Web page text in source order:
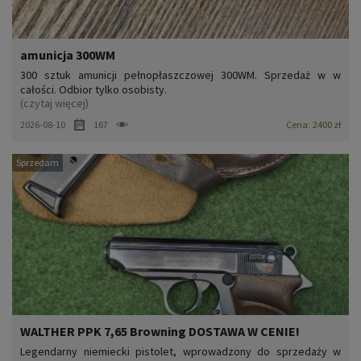
amunicja 300WM
300 sztuk amunicji pełnopłaszczowej 300WM. Sprzedaż w w
całości. Odbior tylko osobisty.
(czytaj więcej)
2026-08-10 167 Cena: 2400 zł
WALTHER PPK 7,65 Browning DOSTAWA W CENIE!
Legendarny niemiecki pistolet, wprowadzony do sprzedaży w
Sprzedam